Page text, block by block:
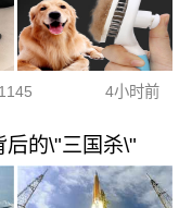
4小时前
的\"三国杀\"